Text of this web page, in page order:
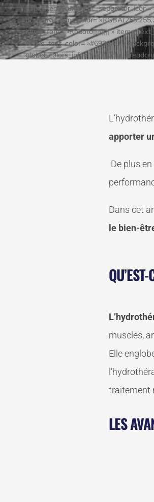
[dipi_breadcrumbs
bc_active_item_color=
items_font= »Roboto|||||||| »
active_text_color= »#6998AD »
global_colors_info= »{} »][/
apporter
De plus
Dans cet
le bien-
muscles,
Elle
traitement
LES